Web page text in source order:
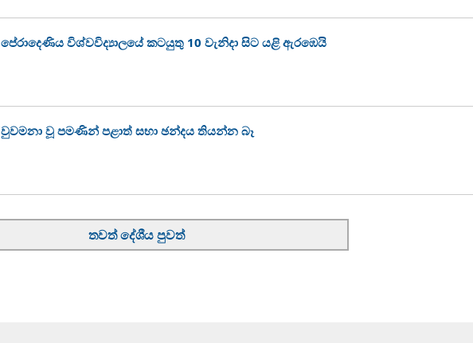
පේරාදෙණිය විශ්වවිද්‍යාලයේ කටයුතු 10 වැනිදා සිට යළි ඇරඹෙයි
වුවමනා වූ පමණින් පළාත් සභා ඡන්දය තියන්න බෑ
තවත් දේශීය පුවත්